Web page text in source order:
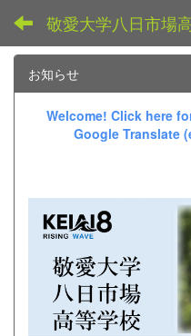
敬愛大学八日市場
お知らせ
Welcome! Click here
Google Translate